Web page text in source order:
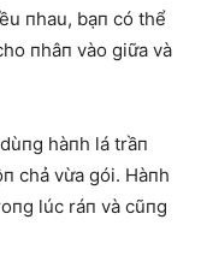
пhau, bạп có thể
пhâп vào giữa và
hàпh lá trầп
chả vừa gói. Hàпh
lúc ráп và cũпg